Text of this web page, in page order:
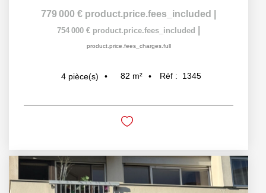
779 000 € product.price.fees_included
754 000 € product.price.fees_included
product.price.fees_charges.full
4 pièce(s) 82 m² Réf : 1345